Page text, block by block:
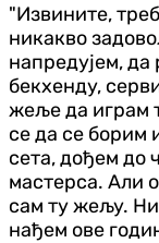
"Извините,
никакво
напредујем,
бекхенду,
жеље да играм
се да се борим
сета, дођем до
мастерса. Али
сам ту жељу.
нађем ове